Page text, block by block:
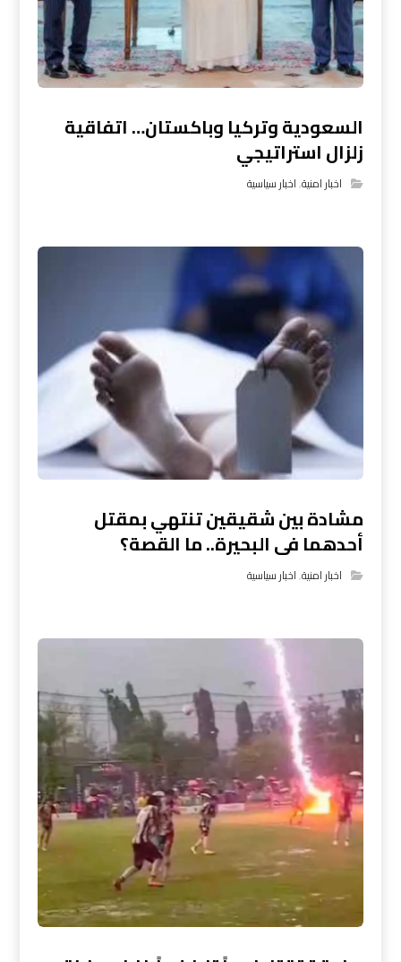
السعودية وتركيا وباكستان… اتفاقية
زلزال استراتيجي
اخبار امنية,اخبار سياسية
مشادة بين شقيقين تنتهي بمقتل
أحدهما فى البحيرة.. ما القصة؟
اخبار امنية,اخبار سياسية